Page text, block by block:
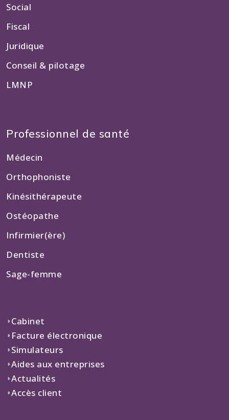
Social
Fiscal
Juridique
Conseil & pilotage
LMNP
Professionnel de santé
Médecin
Orthophoniste
Kinésithérapeute
Ostéopathe
Infirmier(ère)
Dentiste
Sage-femme
Cabinet
Facture électronique
Simulateurs
Aides aux entreprises
Actualités
Accès client